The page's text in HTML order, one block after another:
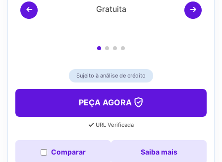
Gratuita
Sujeito à análise de crédito
PEÇA AGORA
URL Verificada
Comparar Saiba mais